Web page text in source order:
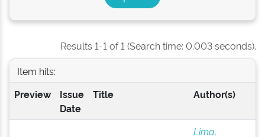
Results 1-1 of 1 (Search time: 0.003 seconds).
Item hits:
Preview
Issue
Date
Title Author(s)
Lima,